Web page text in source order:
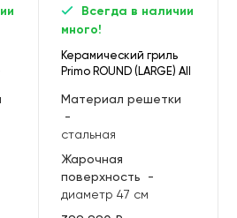
Всегда в наличии
много!
Керамический гриль
Primo ROUND (LARGE) All
Материал решетки
-
стальная
Жарочная
поверхность
-
диаметр 47 см